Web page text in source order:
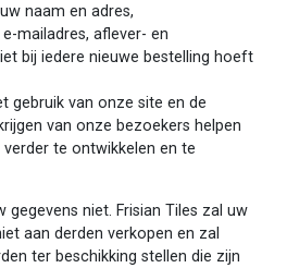
naam en adres,
mailadres, aflever- en
bij iedere nieuwe bestelling hoeft
gebruik van onze site en de
van onze bezoekers helpen
te ontwikkelen en te
gegevens niet. Frisian Tiles zal uw
aan derden verkopen en zal
ter beschikking stellen die zijn